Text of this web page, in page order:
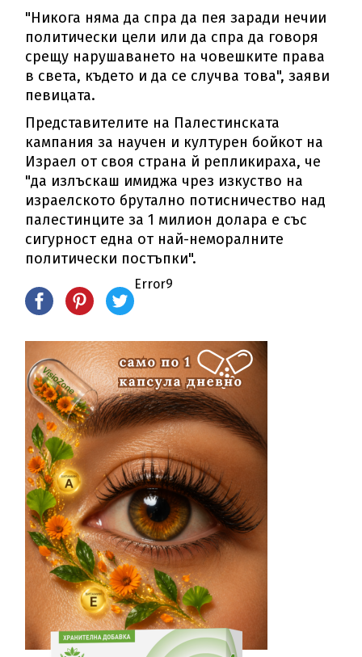
"Никога няма да спра да пея заради нечии
политически цели или да спра да говоря
срещу нарушаването на човешките права
в света, където и да се случва това", заяви
певицата.
Представителите на Палестинската
кампания за научен и културен бойкот на
Израел от своя страна й репликираха, че
"да излъскаш имиджа чрез изкуство на
израелското брутално потисничество над
палестинците за 1 милион долара е със
сигурност една от най-неморалните
политически постъпки".
Error9